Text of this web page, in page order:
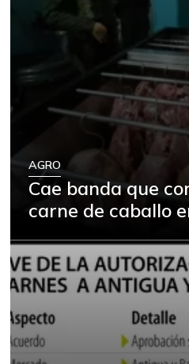
AGRO
Cae banda que
carne de caballo